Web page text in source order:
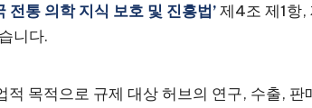
통 의학 지식 보호 및 진흥법’제4조 제1항
니다.
목적으로 규제 대상 허브의 연구, 수출, 판